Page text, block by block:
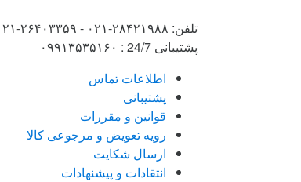
تلفن: ۲۸۴۲۱۹۸۸-۰۲۱ - ۲۶۴۰۳۳۵۹-۰۲۱
پشتیبانی 24/7 : ۰۹۹۱۳۵۳۵۱۶۰
اطلاعات تماس
پشتیبانی
قوانین و مقررات
رویه تعویض و مرجوعی کالا
ارسال شکایت
انتقادات و پیشنهادات